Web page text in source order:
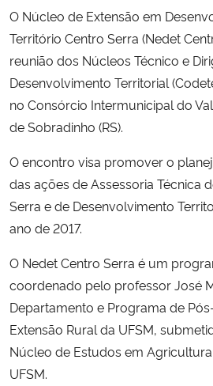
Ministério da Ciência, Tecnologia, Inovações e
Ministério do Meio Ambiente
Ministério do Turismo
Ministério do Desenvolvimento Regional
Controladoria-Geral da União
Secretaria-Geral
Secretaria de Governo
Gabinete de Segurança Institucional
O Núcleo de Extensão em
Território Centro Serra (Nedet
reunião dos Núcleos Técnico e
Desenvolvimento Territorial
no Consórcio Intermunicipal do
de Sobradinho (RS).
O encontro visa promover o
das ações de Assessoria Técnica
Serra e de Desenvolvimento
ano de 2017.
O Nedet Centro Serra é um
coordenado pelo professor José
Departamento e Programa de
Extensão Rural da UFSM,
Núcleo de Estudos em Agricultura
UFSM.